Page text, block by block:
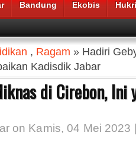
Bandung Ekobis
, Ragam » Hadiri
Kadisdik Jabar
di Cirebon, Ini
on Kamis, 04 Mei 2023